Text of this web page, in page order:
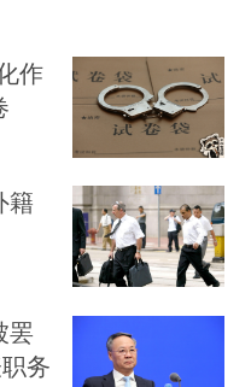
作
籍
罢
务